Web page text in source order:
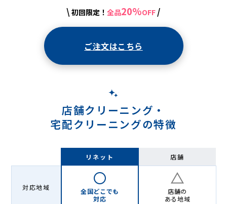
\ 初回限定！ 全品20%OFF /
ご注文はこちら
店舗クリーニング・
宅配クリーニングの特徴
リネット 店舗
対応地域
全国どこでも
対応
店舗の
ある地域